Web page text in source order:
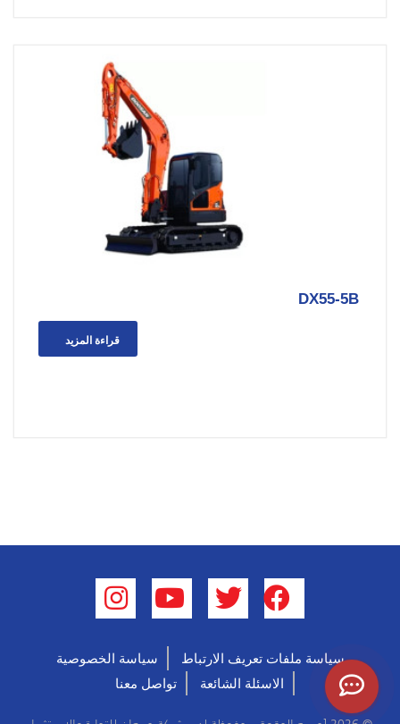
DX55-5B
قراءة المزيد
سياسة ملفات تعريف الارتباط
سياسة الخصوصية
الاسئلة الشائعة
تواصل معنا